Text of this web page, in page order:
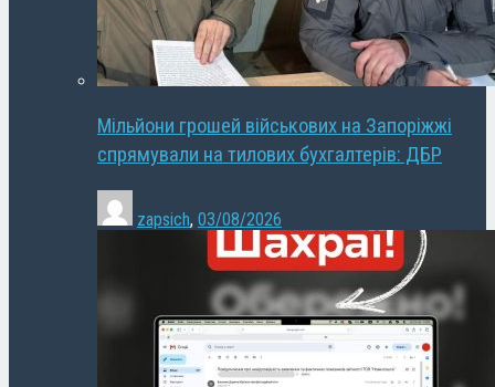
Мільйони грошей військових на Запоріжжі
спрямували на тилових бухгалтерів: ДБР
zapsich, 03/08/2026